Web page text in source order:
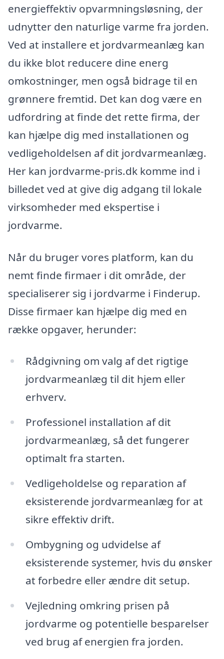
energieffektiv opvarmningsløsning, der
udnytter den naturlige varme fra jorden.
Ved at installere et jordvarmeanlæg kan
du ikke blot reducere dine energ
omkostninger, men også bidrage til en
grønnere fremtid. Det kan dog være en
udfordring at finde det rette firma, der
kan hjælpe dig med installationen og
vedligeholdelsen af dit jordvarmeanlæg.
Her kan jordvarme-pris.dk komme ind i
billedet ved at give dig adgang til lokale
virksomheder med ekspertise i
jordvarme.
Når du bruger vores platform, kan du
nemt finde firmaer i dit område, der
specialiserer sig i jordvarme i Finderup.
Disse firmaer kan hjælpe dig med en
række opgaver, herunder:
Rådgivning om valg af det rigtige
jordvarmeanlæg til dit hjem eller
erhverv.
Professionel installation af dit
jordvarmeanlæg, så det fungerer
optimalt fra starten.
Vedligeholdelse og reparation af
eksisterende jordvarmeanlæg for at
sikre effektiv drift.
Ombygning og udvidelse af
eksisterende systemer, hvis du ønsker
at forbedre eller ændre dit setup.
Vejledning omkring prisen på
jordvarme og potentielle besparelser
ved brug af energien fra jorden.